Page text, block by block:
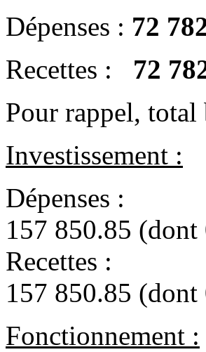
Dépenses : 72
Recettes : 72
Pour rappel, total
Investissement :
157 850.85
157 850.85
Fonctionnement :